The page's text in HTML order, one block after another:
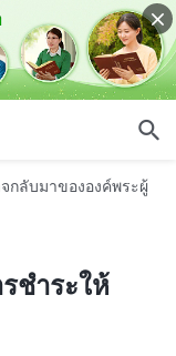
กลับมาขององค์พระผู้
ชำระให้